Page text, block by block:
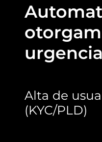
Alta de
(KYC/PLD)